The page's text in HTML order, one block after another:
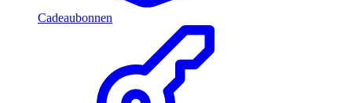
Cadeaubonnen